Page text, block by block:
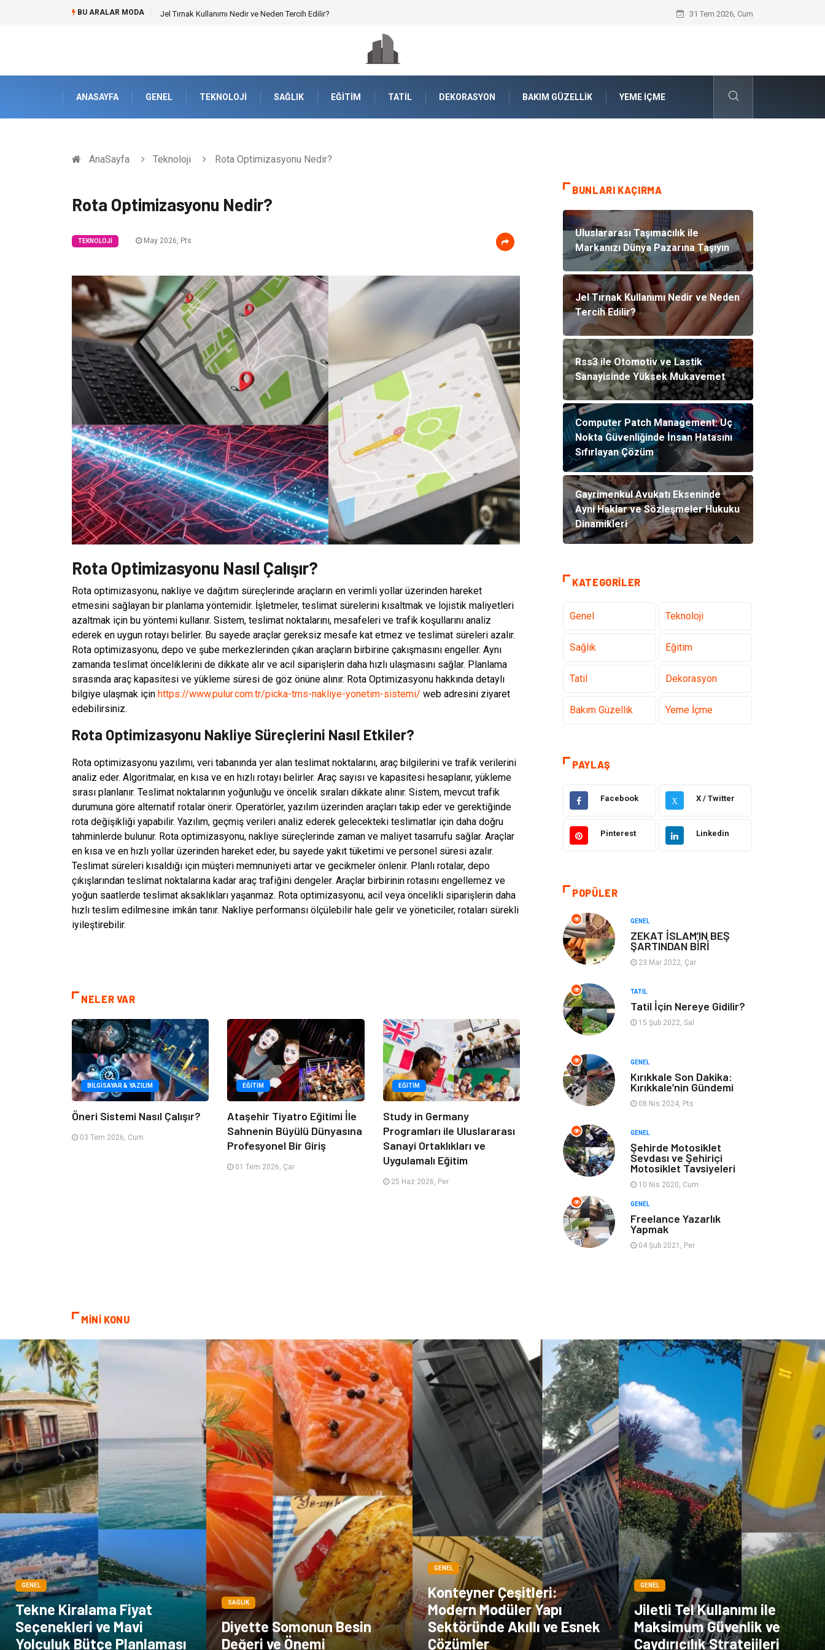
BU ARALAR MODA Rss3 ile Otomotiv ve Lastik Sanayisinde Yüksek Mukavemet Computer Patch Management: Uç
31 Tem 2026, Cum
ANASAYFA GENEL TEKNOLOJI SAĞLIK EĞITIM TATIL DEKORASYON BAKIM GÜZELLIK YEME İÇME
AnaSayfa Teknoloji Rota Optimizasyonu Nedir?
Rota Optimizasyonu Nedir?
TEKNOLOJI May 2026, Pts
Rota Optimizasyonu Nasıl Çalışır?
Rota optimizasyonu, nakliye ve dağıtım süreçlerinde araçların en verimli yollar üzerinden hareket
etmesini sağlayan bir planlama yöntemidir. İşletmeler, teslimat sürelerini kısaltmak ve lojistik maliyetleri
azaltmak için bu yöntemi kullanır. Sistem, teslimat noktalarını, mesafeleri ve trafik koşullarını analiz
ederek en uygun rotayı belirler. Bu sayede araçlar gereksiz mesafe kat etmez ve teslimat süreleri azalır.
Rota optimizasyonu, depo ve şube merkezlerinden çıkan araçların birbirine çakışmasını engeller. Aynı
zamanda teslimat önceliklerini de dikkate alır ve acil siparişlerin daha hızlı ulaşmasını sağlar. Planlama
sırasında araç kapasitesi ve yükleme süresi de göz önüne alınır. Rota Optimizasyonu hakkında detaylı
bilgiye ulaşmak için https://www.pulur.com.tr/picka-tms-nakliye-yonetim-sistemi/ web adresini ziyaret
edebilirsiniz.
Rota Optimizasyonu Nakliye Süreçlerini Nasıl Etkiler?
Rota optimizasyonu yazılımı, veri tabanında yer alan teslimat noktalarını, araç bilgilerini ve trafik verilerini
analiz eder. Algoritmalar, en kısa ve en hızlı rotayı belirler. Araç sayısı ve kapasitesi hesaplanır, yükleme
sırası planlanır. Teslimat noktalarının yoğunluğu ve öncelik sıraları dikkate alınır. Sistem, mevcut trafik
durumuna göre alternatif rotalar önerir. Operatörler, yazılım üzerinden araçları takip eder ve gerektiğinde
rota değişikliği yapabilir. Yazılım, geçmiş verileri analiz ederek gelecekteki teslimatlar için daha doğru
tahminlerde bulunur. Rota optimizasyonu, nakliye süreçlerinde zaman ve maliyet tasarrufu sağlar. Araçlar
en kısa ve en hızlı yollar üzerinden hareket eder, bu sayede yakıt tüketimi ve personel süresi azalır.
Teslimat süreleri kısaldığı için müşteri memnuniyeti artar ve gecikmeler önlenir. Planlı rotalar, depo
çıkışlarından teslimat noktalarına kadar araç trafiğini dengeler. Araçlar birbirinin rotasını engellemez ve
yoğun saatlerde teslimat aksaklıkları yaşanmaz. Rota optimizasyonu, acil veya öncelikli siparişlerin daha
hızlı teslim edilmesine imkân tanır. Nakliye performansı ölçülebilir hale gelir ve yöneticiler, rotaları sürekli
iyileştirebilir.
NELER VAR
BILGISAYAR & YAZILIM
Öneri Sistemi Nasıl Çalışır?
03 Tem 2026, Cum
EĞITIM
Ataşehir Tiyatro Eğitimi İle
Sahnenin Büyülü Dünyasına
Profesyonel Bir Giriş
01 Tem 2026, Çar
EĞITIM
Study in Germany
Programları ile Uluslararası
Sanayi Ortaklıkları ve
Uygulamalı Eğitim
25 Haz 2026, Per
BUNLARI KAÇIRMA
Uluslararası Taşımacılık ile
Markanızı Dünya Pazarına Taşıyın
Jel Tırnak Kullanımı Nedir ve Neden
Tercih Edilir?
Rss3 ile Otomotiv ve Lastik
Sanayisinde Yüksek Mukavemet
Computer Patch Management: Uç
Nokta Güvenliğinde İnsan Hatasını
Sıfırlayan Çözüm
Gayrimenkul Avukatı Ekseninde
Ayni Haklar ve Sözleşmeler Hukuku
Dinamikleri
KATEGORILER
Genel Teknoloji
Sağlık Eğitim
Tatil Dekorasyon
Bakım Güzellik Yeme İçme
Bilgisayar &
Spor
Bebek Giyim Mobilya
PAYLAŞ
Facebook X X / Twitter
Pinterest Linkedin
POPÜLER
GENEL
ZEKAT İSLAM’IN BEŞ
ŞARTINDAN BİRİ
23 Mar 2022, Çar
TATIL
Tatil İçin Nereye Gidilir?
15 Şub 2022, Sal
GENEL
Kırıkkale Son Dakika:
Kırıkkale’nin Gündemi
08 Nis 2024, Pts
GENEL
Şehirde Motosiklet
Sevdası ve Şehiriçi
Motosiklet Tavsiyeleri
10 Nis 2020, Cum
GENEL
Freelance Yazarlık
Yapmak
04 Şub 2021, Per
MİNİ KONU
GENEL
Tekne Kiralama Fiyat
Seçenekleri ve Mavi
Yolculuk Bütçe Planlaması
SAĞLIK
Diyette Somonun Besin
Değeri ve Önemi
GENEL
Konteyner Çeşitleri:
Modern Modüler Yapı
Sektöründe Akıllı ve Esnek
Çözümler
GENEL
Jiletli Tel Kullanımı ile
Maksimum Güvenlik ve
Caydırıcılık Stratejileri